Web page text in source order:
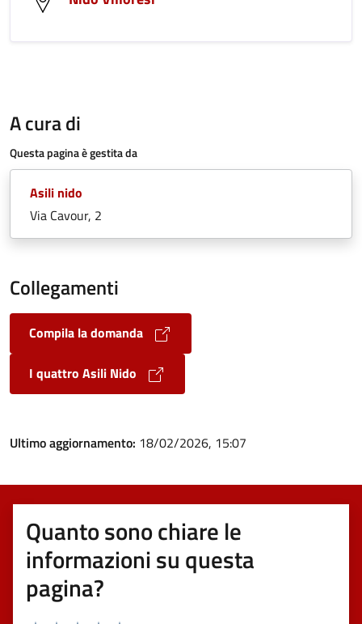
A cura di
Questa pagina è gestita da
Asili nido
Via Cavour, 2
Collegamenti
Compila la domanda
I quattro Asili Nido
Ultimo aggiornamento: 18/02/2026, 15:07
Quanto sono chiare le
informazioni su questa
pagina?